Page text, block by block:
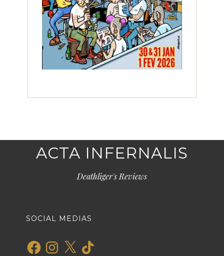
ACTA INFERNALIS
Deathliger's Reviews
SOCIAL MEDIAS
FacebookInstagram
X TikTok